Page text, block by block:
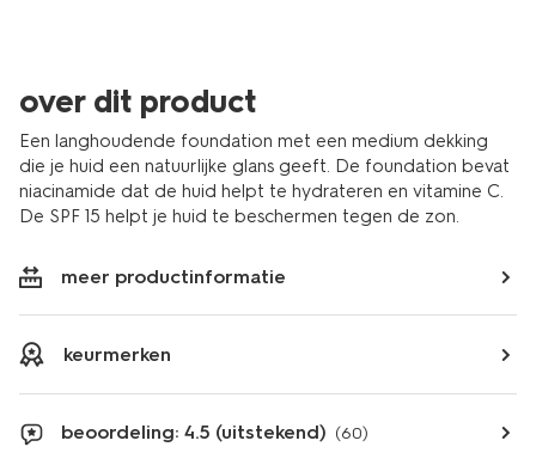
over dit product
Een langhoudende foundation met een medium dekking
die je huid een natuurlijke glans geeft. De foundation bevat
niacinamide dat de huid helpt te hydrateren en vitamine C.
De SPF 15 helpt je huid te beschermen tegen de zon.
meer productinformatie
keurmerken
beoordeling: 4.5 (uitstekend) (60)